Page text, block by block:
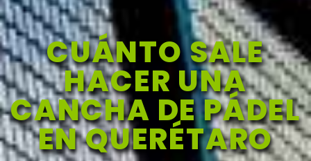
CUÁNTO SALE
HACER UNA
CANCHA DE PÁDEL
EN QUERÉTARO